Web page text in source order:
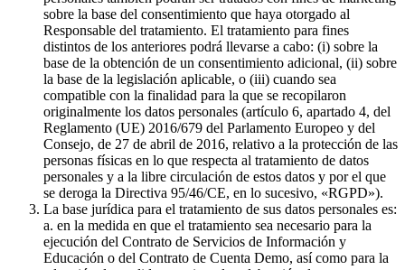
sobre la base del consentimiento que haya otorgado al
Responsable del tratamiento. El tratamiento para fines
distintos de los anteriores podrá llevarse a cabo: (i) sobre la
base de la obtención de un consentimiento adicional, (ii) sobre
la base de la legislación aplicable, o (iii) cuando sea
compatible con la finalidad para la que se recopilaron
originalmente los datos personales (artículo 6, apartado 4, del
Reglamento (UE) 2016/679 del Parlamento Europeo y del
Consejo, de 27 de abril de 2016, relativo a la protección de las
personas físicas en lo que respecta al tratamiento de datos
personales y a la libre circulación de estos datos y por el que
se deroga la Directiva 95/46/CE, en lo sucesivo, «RGPD»).
La base jurídica para el tratamiento de sus datos personales es:
a. en la medida en que el tratamiento sea necesario para la
ejecución del Contrato de Servicios de Información y
Educación o del Contrato de Cuenta Demo, así como para la